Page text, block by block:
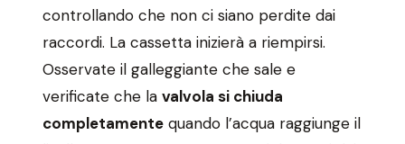
controllando che non ci siano perdite dai
raccordi. La cassetta inizierà a riempirsi.
Osservate il galleggiante che sale e
verificate che la valvola si chiuda
completamente quando l’acqua raggiunge il